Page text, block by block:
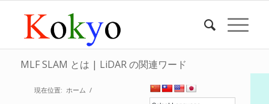
MLF SLAM とは | LiDAR の関連ワード
現在位置: ホーム /